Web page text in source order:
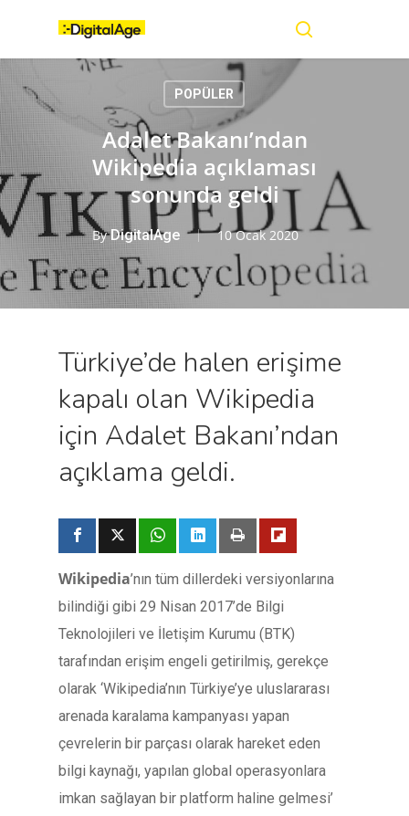
content
POPÜLER
Adalet Bakanı’ndan
Wikipedia açıklaması
sonunda geldi
By DigitalAge 10 Ocak 2020
Türkiye’de halen erişime
kapalı olan Wikipedia
için Adalet Bakanı’ndan
açıklama geldi.
Wikipedia’nın tüm dillerdeki versiyonlarına
bilindiği gibi 29 Nisan 2017’de Bilgi
Teknolojileri ve İletişim Kurumu (BTK)
tarafından erişim engeli getirilmiş, gerekçe
olarak ‘Wikipedia’nın Türkiye’ye uluslararası
arenada karalama kampanyası yapan
çevrelerin bir parçası olarak hareket eden
bilgi kaynağı, yapılan global operasyonlara
imkan sağlayan bir platform haline gelmesi’